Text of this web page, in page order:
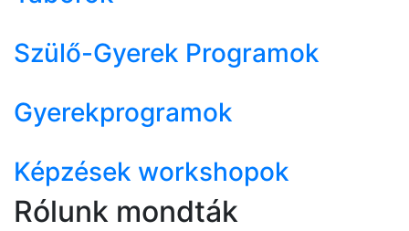
Szülő-Gyerek Programok
Gyerekprogramok
Képzések workshopok
Rólunk mondták